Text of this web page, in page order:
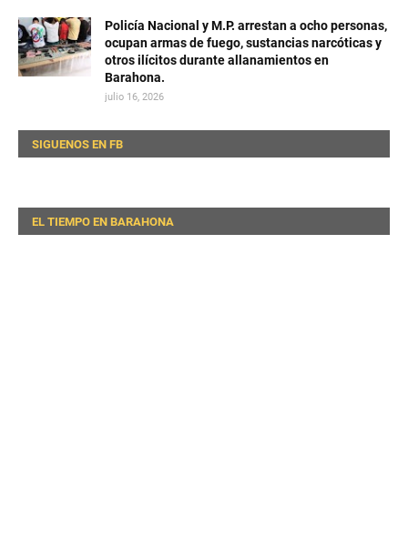
Policía Nacional y M.P. arrestan a ocho personas,
ocupan armas de fuego, sustancias narcóticas y
otros ilícitos durante allanamientos en
Barahona.
julio 16, 2026
SIGUENOS EN FB
EL TIEMPO EN BARAHONA